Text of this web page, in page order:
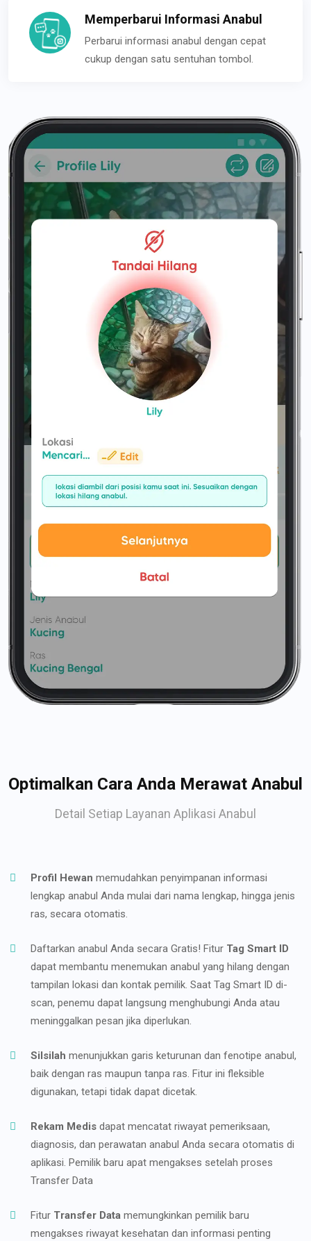
Memperbarui Informasi Anabul
Perbarui informasi anabul dengan cepat
cukup dengan satu sentuhan tombol.
Optimalkan Cara Anda Merawat Anabul
Detail Setiap Layanan Aplikasi Anabul
Profil Hewan memudahkan penyimpanan informasi
lengkap anabul Anda mulai dari nama lengkap, hingga jenis
ras, secara otomatis.
Daftarkan anabul Anda secara Gratis! Fitur Tag Smart ID
dapat membantu menemukan anabul yang hilang dengan
tampilan lokasi dan kontak pemilik. Saat Tag Smart ID di-
scan, penemu dapat langsung menghubungi Anda atau
meninggalkan pesan jika diperlukan.
Silsilah menunjukkan garis keturunan dan fenotipe anabul,
baik dengan ras maupun tanpa ras. Fitur ini fleksible
digunakan, tetapi tidak dapat dicetak.
Rekam Medis dapat mencatat riwayat pemeriksaan,
diagnosis, dan perawatan anabul Anda secara otomatis di
aplikasi. Pemilik baru apat mengakses setelah proses
Transfer Data
Fitur Transfer Data memungkinkan pemilik baru
mengakses riwayat kesehatan dan informasi penting